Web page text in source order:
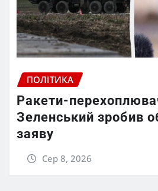
ПОЛІТИКА
Ракети-
Зеленський зробив
заяву
Сер 8, 2026